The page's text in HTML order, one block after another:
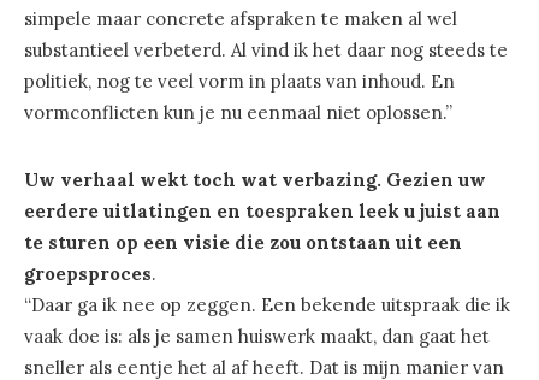
simpele maar concrete afspraken te maken al wel
substantieel verbeterd. Al vind ik het daar nog steeds te
politiek, nog te veel vorm in plaats van inhoud. En
vormconflicten kun je nu eenmaal niet oplossen.”
Uw verhaal wekt toch wat verbazing. Gezien uw
eerdere uitlatingen en toespraken leek u juist aan
te sturen op een visie die zou ontstaan uit een
groepsproces.
“Daar ga ik nee op zeggen. Een bekende uitspraak die ik
vaak doe is: als je samen huiswerk maakt, dan gaat het
sneller als eentje het al af heeft. Dat is mijn manier van